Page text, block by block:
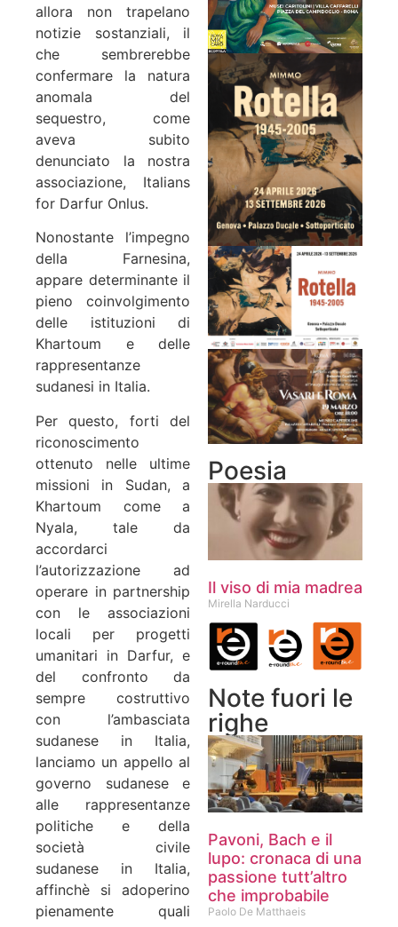
allora non trapelano
notizie sostanziali, il
che sembrerebbe
confermare la natura
anomala del
sequestro, come
aveva subito
denunciato la nostra
associazione, Italians
for Darfur Onlus.
Nonostante l’impegno
della Farnesina,
appare determinante il
pieno coinvolgimento
delle istituzioni di
Khartoum e delle
rappresentanze
sudanesi in Italia.
Per questo, forti del
riconoscimento
ottenuto nelle ultime
missioni in Sudan, a
Khartoum come a
Nyala, tale da
accordarci
l’autorizzazione ad
operare in partnership
con le associazioni
locali per progetti
umanitari in Darfur, e
del confronto da
sempre costruttivo
con l’ambasciata
sudanese in Italia,
lanciamo un appello al
governo sudanese e
alle rappresentanze
politiche e della
società civile
sudanese in Italia,
affinchè si adoperino
pienamente quali
Poesia
Il viso di mia madrea
Mirella Narducci
Note fuori le
righe
Pavoni, Bach e il
lupo: cronaca di una
passione tutt’altro
che improbabile
Paolo De Matthaeis